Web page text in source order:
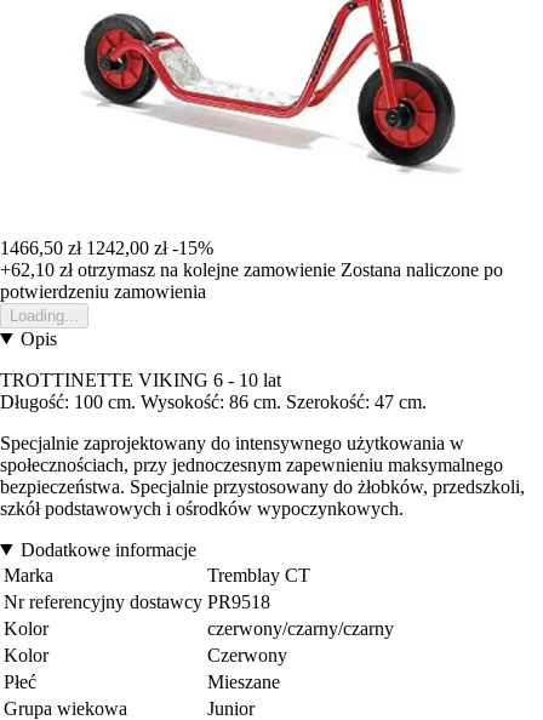
1466,50 zł 1242,00 zł -15%
+62,10 złotrzymasz na kolejne zamowienie Zostana naliczone po
potwierdzeniu zamowienia
Loading...
Opis
TROTTINETTE VIKING 6 - 10 lat
Długość: 100 cm. Wysokość: 86 cm. Szerokość: 47 cm.
Specjalnie zaprojektowany do intensywnego użytkowania w
społecznościach, przy jednoczesnym zapewnieniu maksymalnego
bezpieczeństwa. Specjalnie przystosowany do żłobków, przedszkoli,
szkół podstawowych i ośrodków wypoczynkowych.
Dodatkowe informacje
Marka
Tremblay CT
Nr referencyjny dostawcy PR9518
Kolor
czerwony/czarny/czarny
Kolor
Czerwony
Płeć
Mieszane
Grupa wiekowa
Junior